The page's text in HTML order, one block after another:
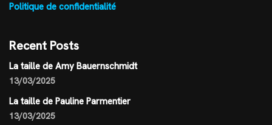
Politique de confidentialité
Recent Posts
La taille de Amy Bauernschmidt
13/03/2025
La taille de Pauline Parmentier
13/03/2025